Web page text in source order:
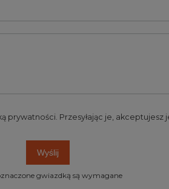
prywatności. Przesyłając je, akceptujesz
Wyślij
gwiazdką są wymagane